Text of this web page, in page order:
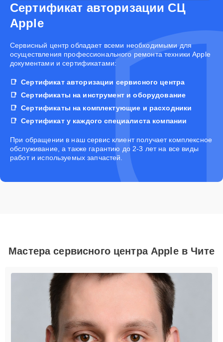
Сертификат авторизации СЦ
Apple
Cервисный центр обладает всеми необходимыми для
осуществления профессионального ремонта техники Apple
документами и сертификатами:
Сертификат авторизации сервисного центра
Сертификаты на инструмент и оборудование
Сертификаты на комплектующие и расходники
Сертификат у каждого специалиста компании
При обращении в наш сервис клиент получает комплексное
обслуживание, а также гарантию до 2-3 лет на все виды
работ и используемых запчастей.
Мастера сервисного центра Apple в Чите